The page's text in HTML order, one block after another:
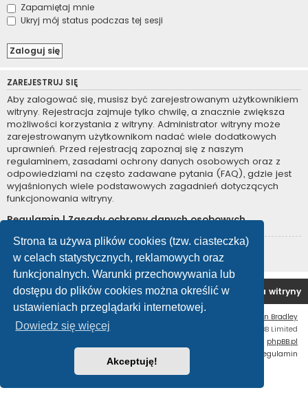
Strona ta używa plików cookies (tzw. ciasteczka)
w celach statystycznych, reklamowych oraz
funkcjonalnych. Warunki przechowywania lub
dostępu do plików cookies można określić w
ustawieniach przeglądarki internetowej.
Dowiedz się więcej
Akceptuję!
Zapamiętaj mnie
Ukryj mój status podczas tej sesji
ZAREJESTRUJ SIĘ
Aby zalogować się, musisz być zarejestrowanym użytkownikiem
witryny. Rejestracja zajmuje tylko chwilę, a znacznie zwiększa
możliwości korzystania z witryny. Administrator witryny może
zarejestrowanym użytkownikom nadać wiele dodatkowych
uprawnień. Przed rejestracją zapoznaj się z naszym
regulaminem, zasadami ochrony danych osobowych oraz z
odpowiedziami na często zadawane pytania (FAQ), gdzie jest
wyjaśnionych wiele podstawowych zagadnień dotyczących
funkcjonowania witryny.
Regulamin|Zasady ochrony danych osobowych
Zarejestruj się
Forum OC PL Strona główna Usuń ciasteczka witryny
Ian Bradley
Technologię dostarcza
® Forum Software © phpBB Limited
phpBB.pl
Regulamin